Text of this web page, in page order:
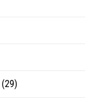
(29)